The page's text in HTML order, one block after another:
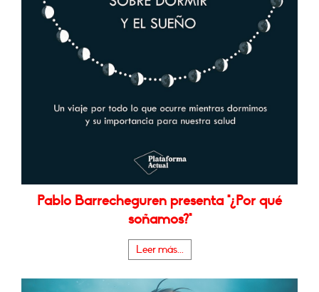
Pablo Barrecheguren presenta "¿Por qué
soñamos?"
Leer más...